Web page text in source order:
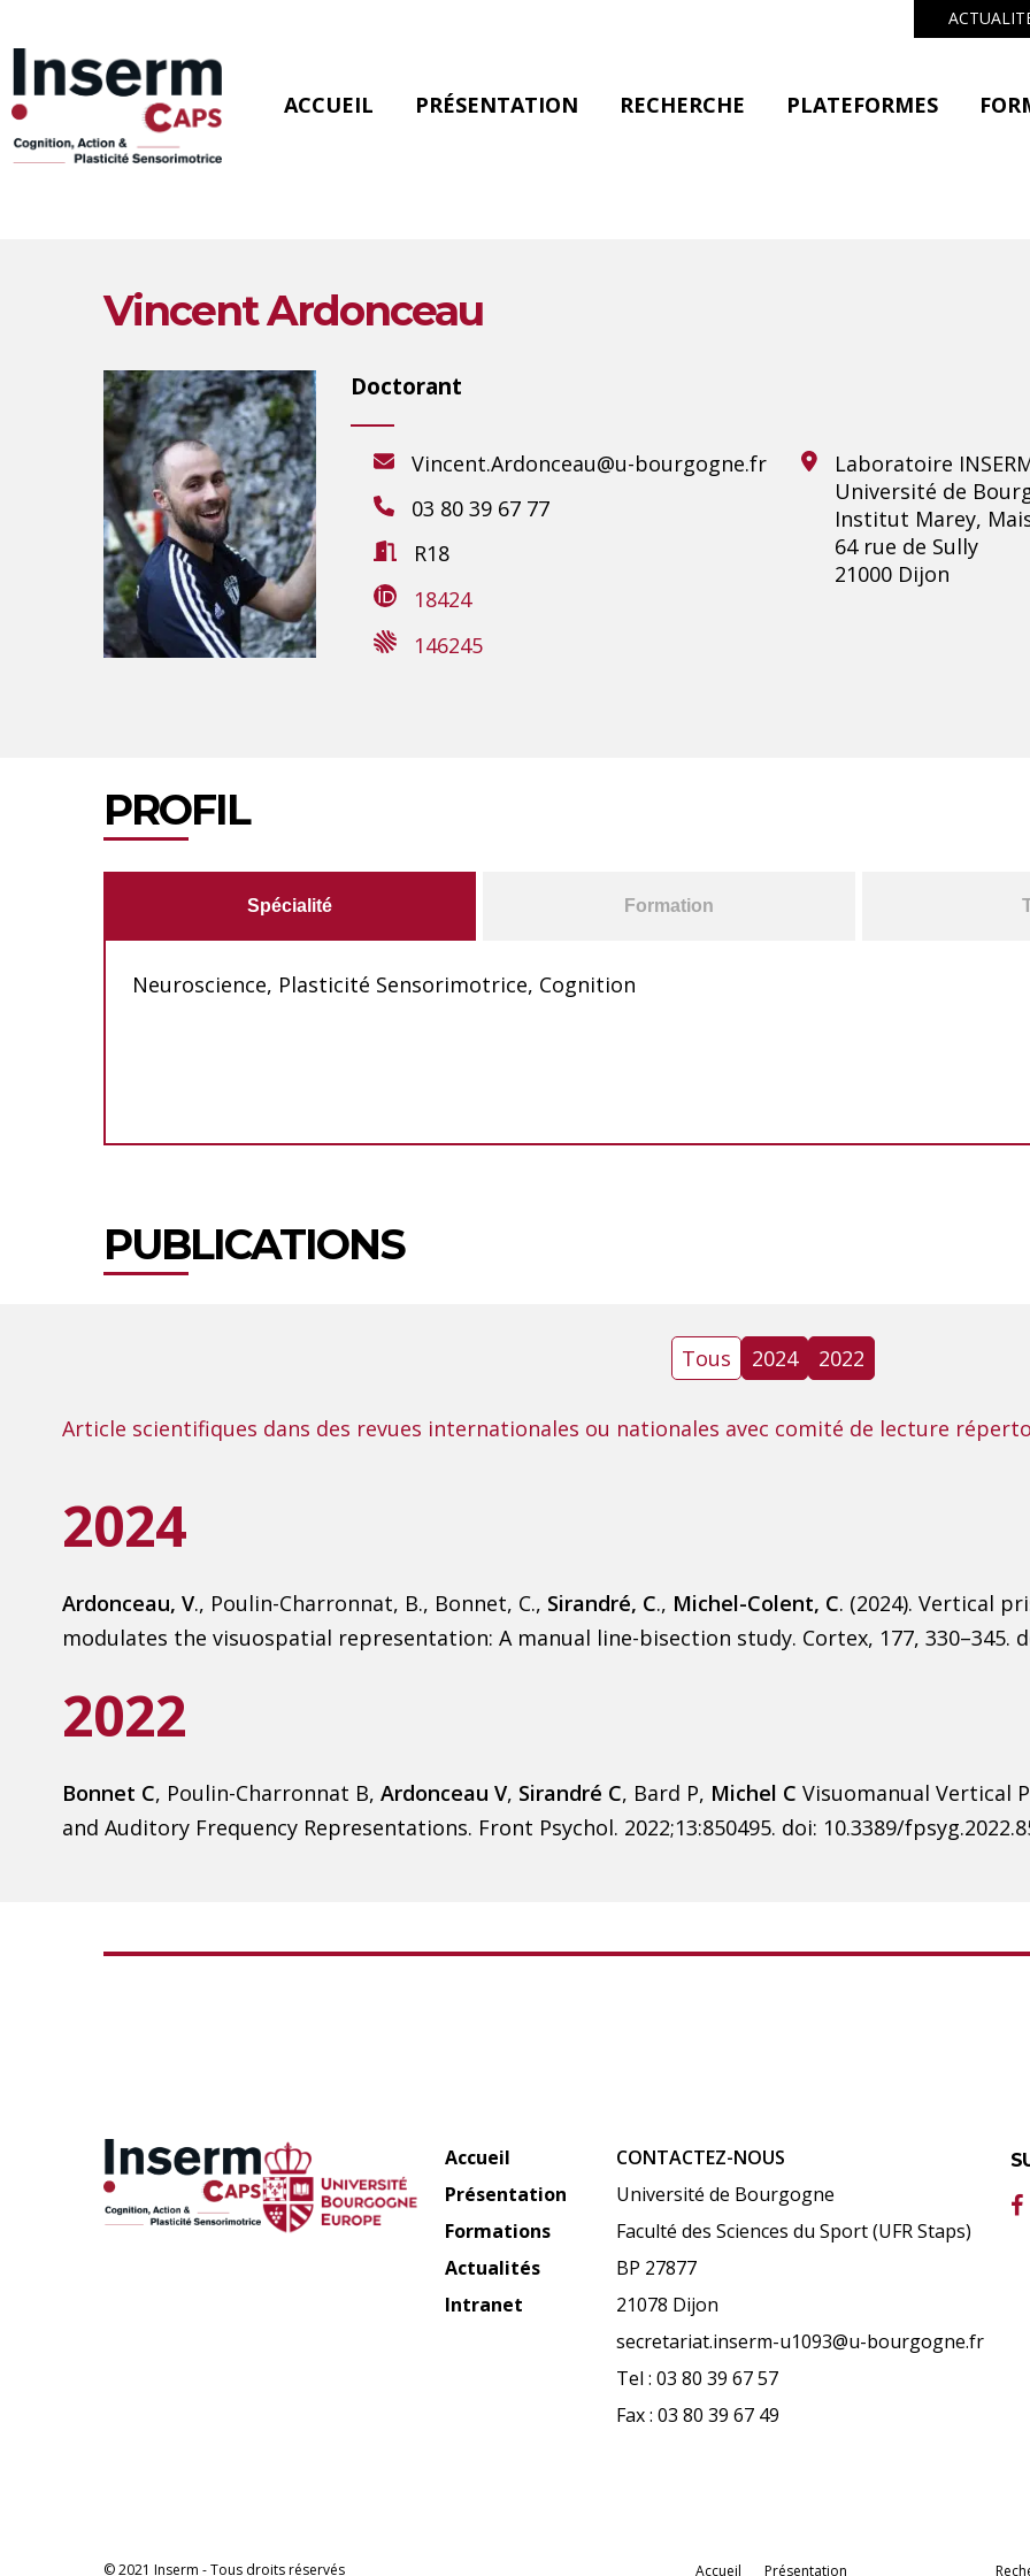
main
content
Hit enter to search or ESC to close
ACCUEIL PRÉSENTATION RECHERCHE PLATEFORMES
Vincent Ardonceau
Doctorant
Vincent.Ardonceau@u-bourgogne.fr
03 80 39 67 77
R18
18424
146245
Laboratoire
Université de
Institut Marey,
64 rue de Sully
21000 Dijon
PROFIL
Spécialité Formation
Neuroscience, Plasticité Sensorimotrice, Cognition
PUBLICATIONS
Tous 2024 2022
Article scientifiques dans des revues internationales ou nationales avec comité de lecture
2024
Ardonceau, V., Poulin-Charronnat, B., Bonnet, C., Sirandré, C., Michel-Colent, C. (2024). Vertical
modulates the visuospatial representation: A manual line-bisection study. Cortex, 177, 330–345.
2022
Bonnet C, Poulin-Charronnat B, Ardonceau V, Sirandré C, Bard P, Michel C Visuomanual Vertical
and Auditory Frequency Representations. Front Psychol. 2022;13:850495. doi: 10.3389/
Accueil
Présentation
Formations
Actualités
Intranet
CONTACTEZ-NOUS
Université de Bourgogne
Faculté des Sciences du Sport (UFR Staps)
BP 27877
21078 Dijon
secretariat.inserm-u1093@u-bourgogne.fr
Tel : 03 80 39 67 57
Fax : 03 80 39 67 49
© 2021 Inserm - Tous droits réservés Accueil Présentation